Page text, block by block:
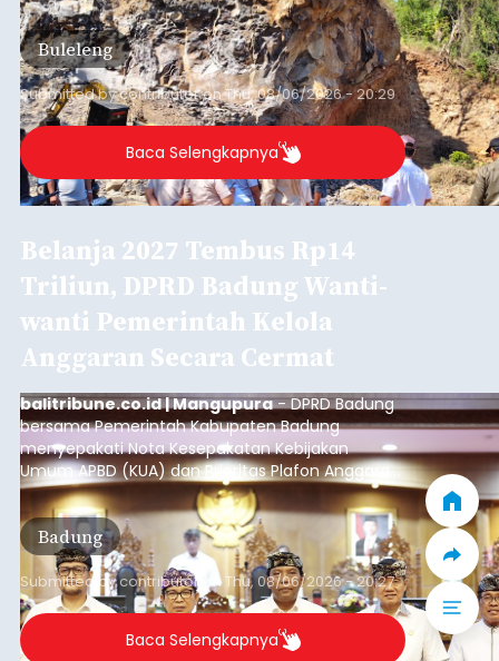
ditemukan indikasi kegiatan pengambilan
material yang tidak sesuai dengan peruntukan
kawasan.
Buleleng
Submitted bycontributoronThu, 08/06/2026 - 20:29
Baca Selengkapnya
Belanja 2027 Tembus Rp14
Triliun, DPRD Badung Wanti-
wanti Pemerintah Kelola
Anggaran Secara Cermat
balitribune.co.id | Mangupura- DPRD Badung
bersama Pemerintah Kabupaten Badung
menyepakati Nota Kesepakatan Kebijakan
Umum APBD (KUA) dan Prioritas Plafon Anggaran
Sementara (PPAS) Tahun Anggaran 2027 dalam
rapat paripurna yang digelar di Gedung DPRD
Badung, Kamis (6/8/2026).
Badung
Submitted bycontributor onThu, 08/06/2026 - 20:27
Baca Selengkapnya